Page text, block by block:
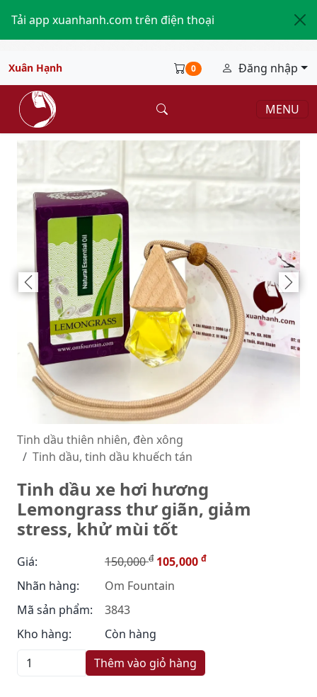
Tải app xuanhanh.com trên điện thoại
Xuân Hạnh 0 Đăng nhập
MENU
Tinh dầu thiên nhiên, đèn xông
Tinh dầu, tinh dầu khuếch tán
Tinh dầu xe hơi hương
Lemongrass thư giãn, giảm
stress, khử mùi tốt
Giá: 150,000đ 105,000 đ
Nhãn hàng:
Om Fountain
Mã sản phẩm:
3843
Kho hàng:
Còn hàng
Thêm vào giỏ hàng